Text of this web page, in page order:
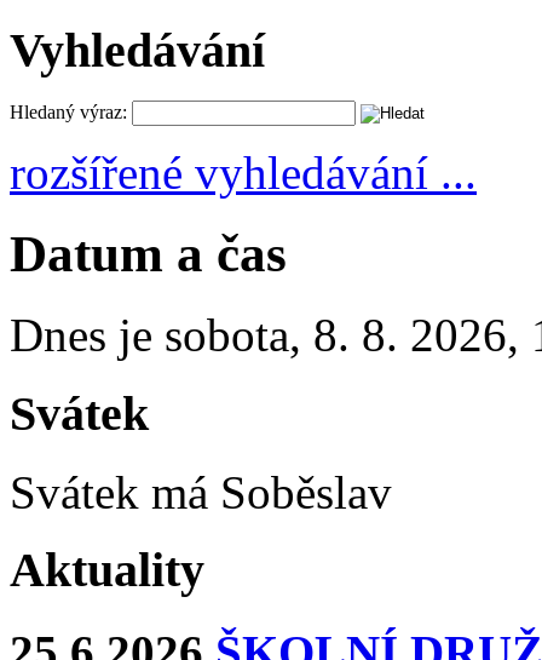
Vyhledávání
Hledaný výraz:
rozšířené vyhledávání ...
Datum a čas
Dnes je sobota, 8. 8. 2026,
Svátek
Svátek má Soběslav
Aktuality